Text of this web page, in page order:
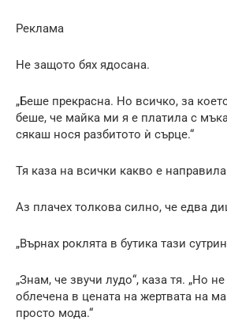
Реклама
Не защото бях ядосана.
„Беше прекрасна. Но всичко, за
беше, че майка ми я е платила с
сякаш нося разбитото ѝ сърце.“
Тя каза на всички какво е
Аз плачех толкова силно, че едва
„Върнах роклята в бутика тази
„Знам, че звучи лудо“, каза тя. „Но
облечена в цената на жертвата на
просто мода.“